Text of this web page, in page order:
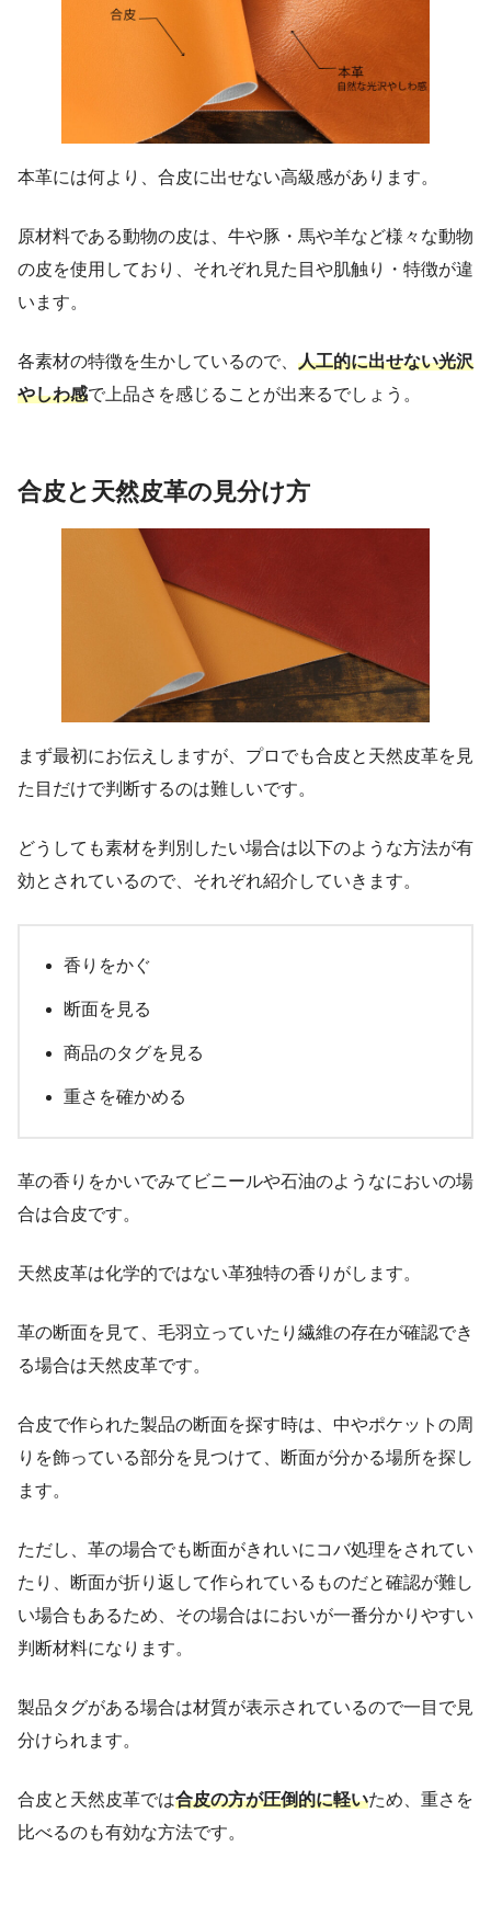
本革には何より、合皮に出せない高級感があります。
原材料である動物の皮は、牛や豚・馬や羊など様々な動物
の皮を使用しており、それぞれ見た目や肌触り・特徴が違
います。
各素材の特徴を生かしているので、 人工的に出せない光沢
やしわ感で上品さを感じることが出来るでしょう。
合皮と天然皮革の見分け方
まず最初にお伝えしますが、プロでも合皮と天然皮革を見
た目だけで判断するのは難しいです。
どうしても素材を判別したい場合は以下のような方法が有
効とされているので、それぞれ紹介していきます。
香りをかぐ
断面を見る
商品のタグを見る
重さを確かめる
革の香りをかいでみてビニールや石油のようなにおいの場
合は合皮です。
天然皮革は化学的ではない革独特の香りがします。
革の断面を見て、毛羽立っていたり繊維の存在が確認でき
る場合は天然皮革です。
合皮で作られた製品の断面を探す時は、中やポケットの周
りを飾っている部分を見つけて、断面が分かる場所を探し
ます。
ただし、革の場合でも断面がきれいにコバ処理をされてい
たり、断面が折り返して作られているものだと確認が難し
い場合もあるため、その場合はにおいが一番分かりやすい
判断材料になります。
製品タグがある場合は材質が表示されているので一目で見
分けられます。
合皮と天然皮革では合皮の方が圧倒的に軽いため、重さを
比べるのも有効な方法です。